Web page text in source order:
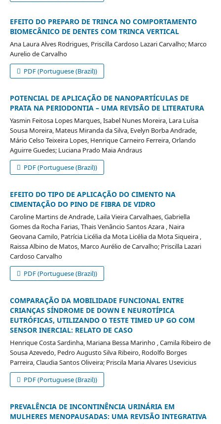
EFEITO DO PREPARO DE TRINCA NO COMPORTAMENTO
BIOMECÂNICO DE DENTES COM TRINCA VERTICAL
Ana Laura Alves Rodrigues, Priscilla Cardoso Lazari Carvalho; Marco
Aurelio de Carvalho
PDF (Portuguese (Brazil))
POTENCIAL DE APLICAÇÃO DE NANOPARTÍCULAS DE
PRATA NA PERIODONTIA – UMA REVISÃO DE LITERATURA
Yasmin Feitosa Lopes Marques, Isabel Nunes Moreira, Lara Luísa
Sousa Moreira, Mateus Miranda da Silva, Evelyn Borba Andrade,
Mário Celso Teixeira Lopes, Henrique Carneiro Ferreira, Orlando
Aguirre Guedes; Luciana Prado Maia Andraus
PDF (Portuguese (Brazil))
EFEITO DO TIPO DE APLICAÇÃO DO CIMENTO NA
CIMENTAÇÃO DO PINO DE FIBRA DE VIDRO
Caroline Martins de Andrade, Laila Vieira Carvalhaes, Gabriella
Gomes da Rocha Farias, Thais Venâncio Santos Azara , Naira
Geovana Camilo, Patrícia Licélia da Mota Licélia da Mota Siqueira ,
Raissa Albino de Matos, Marco Aurélio de Carvalho; Priscilla Lazari
Cardoso Carvalho
PDF (Portuguese (Brazil))
COMPARAÇÃO DA MOBILIDADE FUNCIONAL ENTRE
CRIANÇAS SÍNDROME DE DOWN E NEUROTÍPICA
EUTRÓFICAS, UTILIZANDO O TESTE TIMED UP GO COM
SENSOR INERCIAL: RELATO DE CASO
Henrique Costa Sardinha, Mariana Bessa Marinho , Camila Ribeiro de
Sousa Azevedo, Pedro Augusto Silva Ribeiro, Rodolfo Borges
Parreira, Claudia Santos Oliveira; Priscila Maria Alvares Usevicius
PDF (Portuguese (Brazil))
PREVALÊNCIA DE INCONTINÊNCIA URINÁRIA EM
MULHERES MENOPAUSADAS: UMA REVISÃO INTEGRATIVA